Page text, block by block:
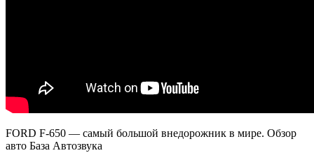
FORD F-650 — самый большой внедорожник в мире. Обзор
авто База Автозвука